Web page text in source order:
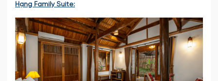
Hạng Family Suite: